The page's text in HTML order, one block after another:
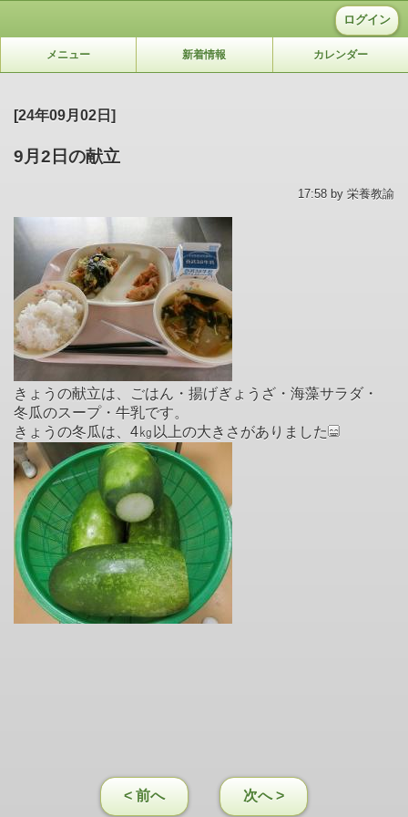
ログイン
メニュー 新着情報 カレンダー
[24年09月02日]
9月2日の献立
17:58 by 栄養教諭
きょうの献立は、ごはん・揚げぎょうざ・海藻サラダ・
冬瓜のスープ・牛乳です。
きょうの冬瓜は、4㎏以上の大きさがありました
< 前へ 次へ >